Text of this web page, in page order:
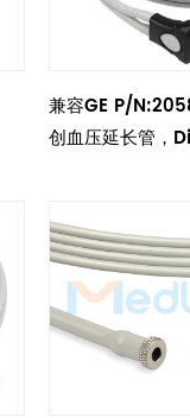
兼容GE P/
创血压延长管，